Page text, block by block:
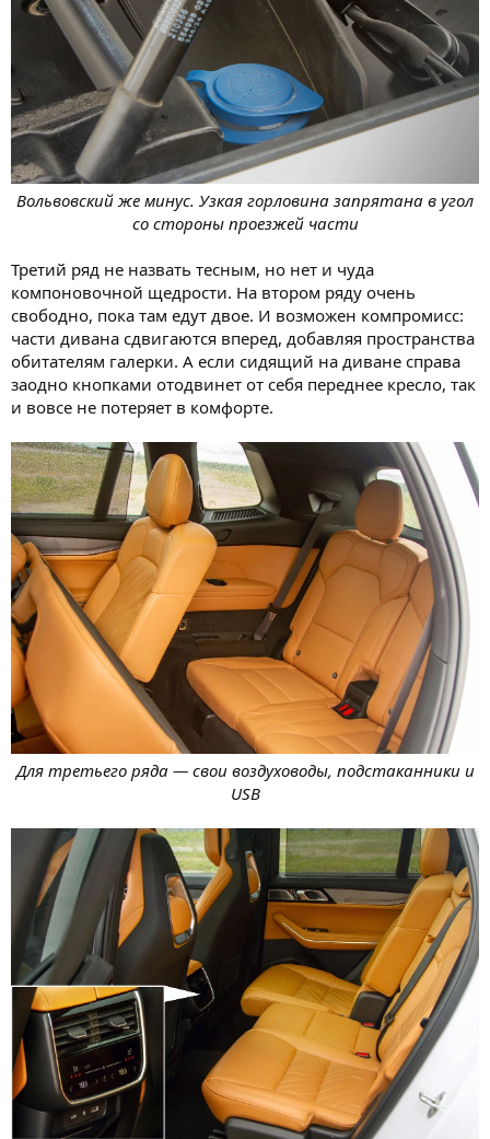
Вольвовский же минус. Узкая горловина запрятана в угол
со стороны проезжей части
Третий ряд не назвать тесным, но нет и чуда
компоновочной щедрости. На втором ряду очень
свободно, пока там едут двое. И возможен компромисс:
части дивана сдвигаются вперед, добавляя пространства
обитателям галерки. А если сидящий на диване справа
заодно кнопками отодвинет от себя переднее кресло, так
и вовсе не потеряет в комфорте.
Для третьего ряда — свои воздуховоды, подстаканники и
USB